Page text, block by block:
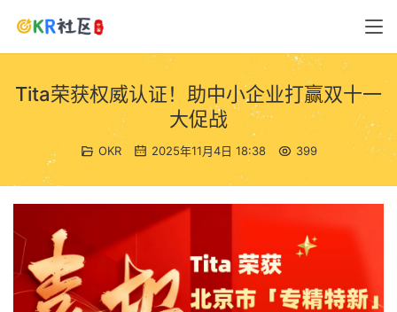
Tita荣获权威认证！助中小企业打赢双十一
大促战
OKR 2025年11月4日 18:38 399